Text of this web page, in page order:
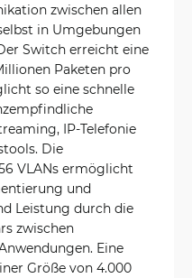
zwischen allen
in Umgebungen
Switch erreicht eine
Paketen pro
so eine schnelle
IP-Telefonie
Die
VLANs ermöglicht
und
Leistung durch die
zwischen
Eine
Größe von 4.000